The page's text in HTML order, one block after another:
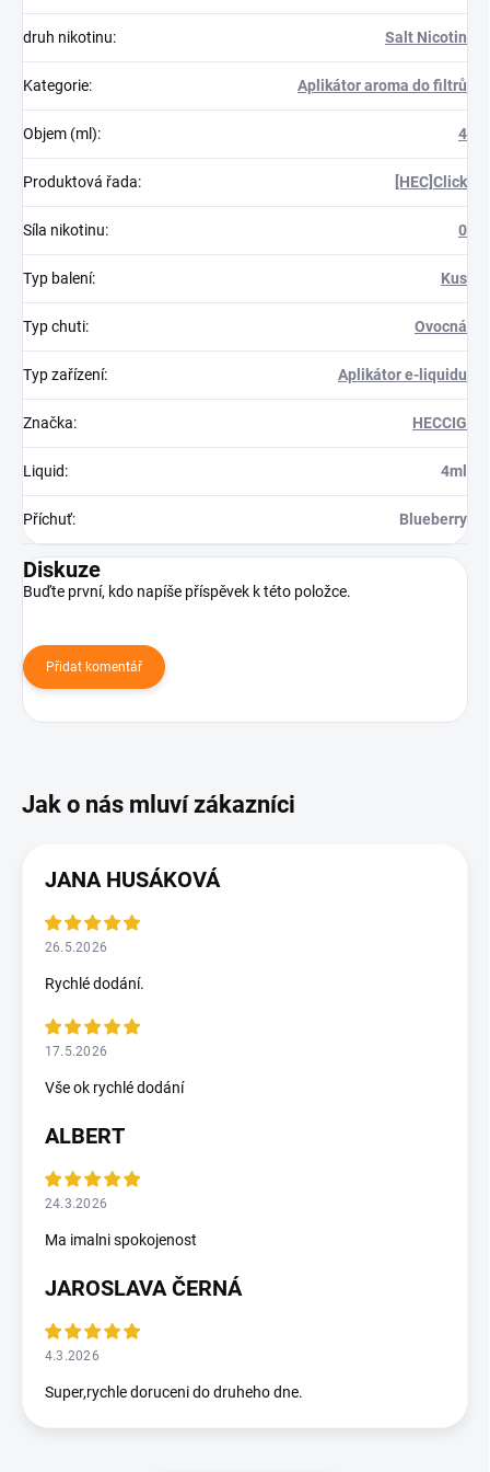
druh nikotinu: Salt Nicotin
Kategorie: Aplikátor aroma do filtrů
Objem (ml): 4
Produktová řada: [HEC]Click
Síla nikotinu: 0
Typ balení: Kus
Typ chuti: Ovocná
Typ zařízení: Aplikátor e-liquidu
Značka: HECCIG
Liquid: 4ml
Příchuť: Blueberry
Diskuze
Buďte první, kdo napíše příspěvek k této položce.
Přidat komentář
JANA HUSÁKOVÁ
26.5.2026
Rychlé dodání.
17.5.2026
Vše ok rychlé dodání
ALBERT
24.3.2026
Ma imalni spokojenost
JAROSLAVA ČERNÁ
4.3.2026
Super,rychle doruceni do druheho dne.